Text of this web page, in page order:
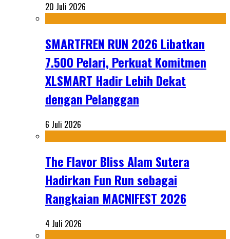
20 Juli 2026
SMARTFREN RUN 2026 Libatkan
7.500 Pelari, Perkuat Komitmen
XLSMART Hadir Lebih Dekat
dengan Pelanggan
6 Juli 2026
The Flavor Bliss Alam Sutera
Hadirkan Fun Run sebagai
Rangkaian MACNIFEST 2026
4 Juli 2026